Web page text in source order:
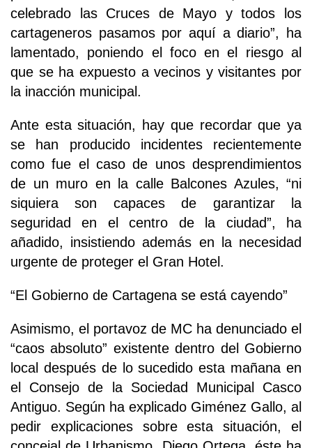
celebrado las Cruces de Mayo y todos los
cartageneros pasamos por aquí a diario”, ha
lamentado, poniendo el foco en el riesgo al
que se ha expuesto a vecinos y visitantes por
la inacción municipal.
Ante esta situación, hay que recordar que ya
se han producido incidentes recientemente
como fue el caso de unos desprendimientos
de un muro en la calle Balcones Azules, “ni
siquiera son capaces de garantizar la
seguridad en el centro de la ciudad”, ha
añadido, insistiendo además en la necesidad
urgente de proteger el Gran Hotel.
“El Gobierno de Cartagena se está cayendo”
Asimismo, el portavoz de MC ha denunciado el
“caos absoluto” existente dentro del Gobierno
local después de lo sucedido esta mañana en
el Consejo de la Sociedad Municipal Casco
Antiguo. Según ha explicado Giménez Gallo, al
pedir explicaciones sobre esta situación, el